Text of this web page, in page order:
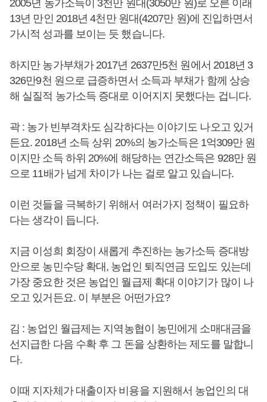
2005년 농가소득이 3천만 원대(3050만 원)로 오른 이래
13년 만인 2018년 4천만 원대(4207만 원)에 진입하면서
가시적 성과를 보이는 듯 했습니다.
하지만 농가부채가 2017년 2637만5천 원에서 2018년 3
326만9천 원으로 급증하면서 소득과 부채가 함께 상승
해 실질적 농가소득 증대로 이어지지 못했다는 겁니다.
곽 : 농가 빈부격차도 심각하다는 이야기도 나오고 있거
든요. 2018년 소득 상위 20%의 농가소득은 1억309만 원
이지만 소득 하위 20%에 해당하는 연간소득은 928만 원
으로 11배가 넘게 차이가 나는 걸로 알고 있습니다.
이런 것들을 극복하기 위해서 여러가지 정책이 필요하
다는 생각이 듭니다.
지금 이성희 회장이 새롭게 추진하는 농가소득 증대방
안으로 농민수당 확대, 농업인 퇴직연금 도입도 있는데
가장 중요한 것은 농업인 월급제 확대 이야기가 많이 나
오고 있거든요. 이 부분은 어떤가요?
김 : 농업인 월급제는 지역농협이 농민에게 소매대금을
선지급한 다음 수확 후 그 돈을 상환하는 제도를 말합니
다.
이때 지자체가 대출이자 비용을 지원해서 농업인의 대